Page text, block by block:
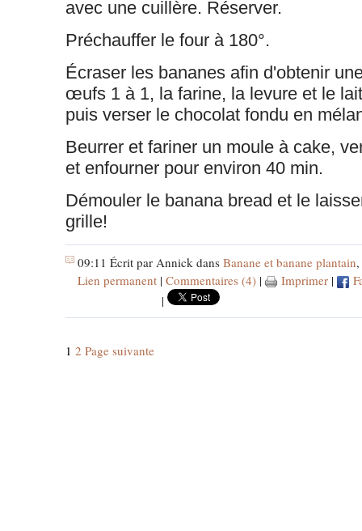
avec une cuillère. Réserver.
Préchauffer le four à 180°.
Écraser les bananes afin d'obtenir
œufs 1 à 1, la farine, la levure et le
puis verser le chocolat fondu en
Beurrer et fariner un moule à cake,
et enfourner pour environ 40 min.
Démouler le banana bread et le
grille!
09:11 Écrit par Annick dans Banane et banane plantain,
Lien permanent | Commentaires (4) | Imprimer |
|
1 2 Page suivante